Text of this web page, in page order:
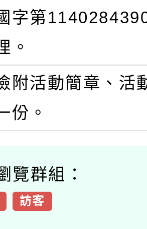
字第
。
附活動簡章、活
份。
覽群組：
訪客